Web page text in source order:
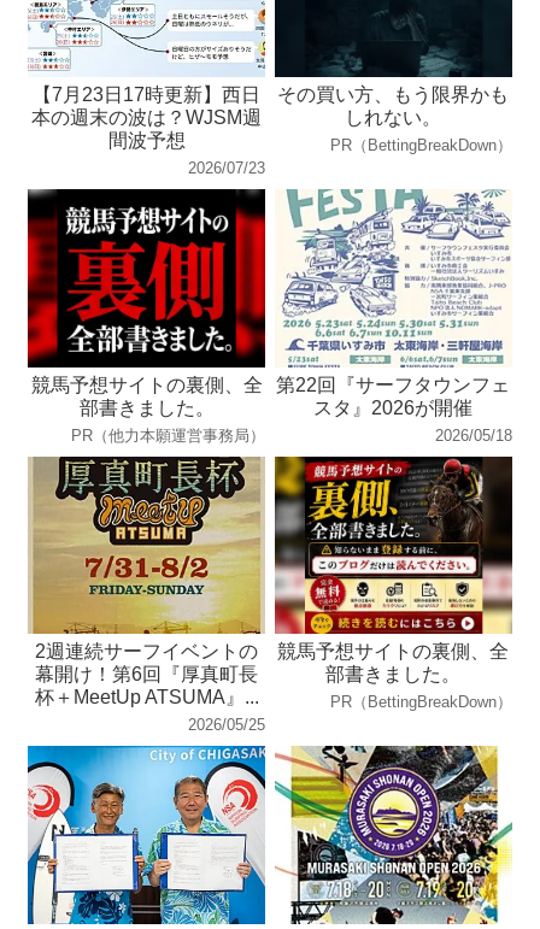
【7月23日17時更新】西日
本の週末の波は？WJSM週
間波予想
2026/07/23
その買い方、もう限界かも
しれない。
PR（BettingBreakDown）
競馬予想サイトの裏側、全
部書きました。
PR（他力本願運営事務局）
第22回『サーフタウンフェ
スタ』2026が開催
2026/05/18
2週連続サーフイベントの
幕開け！第6回『厚真町⻑
杯＋MeetUp ATSUMA』...
2026/05/25
競馬予想サイトの裏側、全
部書きました。
PR（BettingBreakDown）